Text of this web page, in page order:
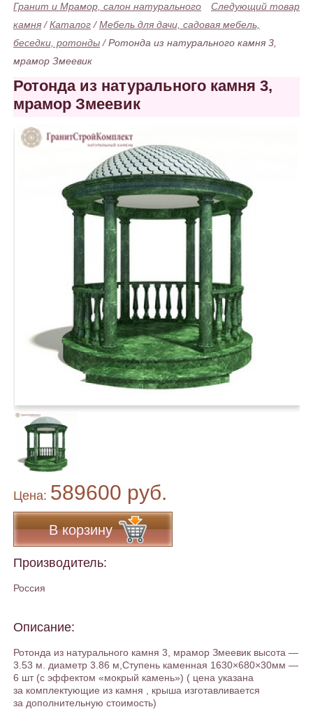
Следующий товар
Гранит и Мрамор, салон натурального
камня /Каталог /Мебель для дачи, садовая мебель,
беседки, ротонды /Ротонда из натурального камня 3,
мрамор Змеевик
Ротонда из натурального камня 3,
мрамор Змеевик
Цена: 589600 руб.
В корзину
Производитель:
Россия
Описание:
Ротонда из натурального камня 3, мрамор Змеевик высота —
3.53 м. диаметр 3.86 м,Ступень каменная 1630×680×30мм —
6 шт (с эффектом «мокрый камень») ( цена указана
за комплектующие из камня , крыша изготавливается
за дополнительную стоимость)